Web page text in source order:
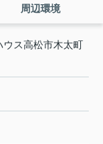
周辺環境
ウス高松市木太町